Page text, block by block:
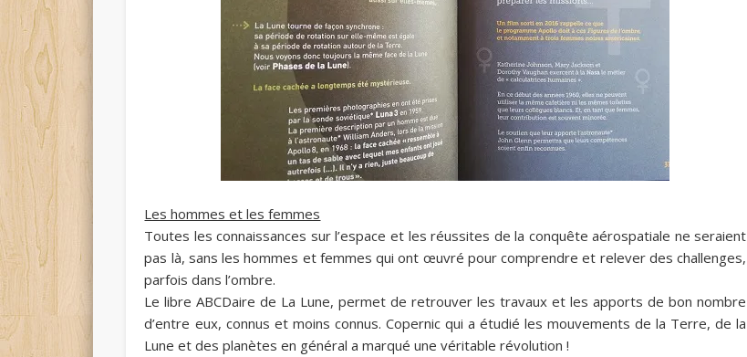
Les hommes et les femmes
Toutes les connaissances sur l’espace et les réussites de la conquête aérospatiale ne seraient
pas là, sans les hommes et femmes qui ont œuvré pour comprendre et relever des challenges,
parfois dans l’ombre.
Le libre ABCDaire de La Lune, permet de retrouver les travaux et les apports de bon nombre
d’entre eux, connus et moins connus. Copernic qui a étudié les mouvements de la Terre, de la
Lune et des planètes en général a marqué une véritable révolution !